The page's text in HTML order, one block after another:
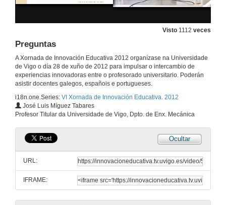
Visto 1112 veces
Preguntas
A Xornada de Innovación Educativa 2012 organízase na Universidade
de Vigo o día 28 de xuño de 2012 para impulsar o intercambio de
experiencias innovadoras entre o profesorado universitario. Poderán
asistir docentes galegos, españois e portugueses.
i18n.one.Series: VI Xornada de Innovación Educativa. 2012
José Luis Míguez Tabares
Profesor Titular da Universidade de Vigo, Dpto. de Enx. Mecánica
Ocultar
URL:
IFRAME:
Aprendizaxe basado en mini-proxectos experimentais nas materias de física dos graos de enxeñaría.
28 de xuño de 2012
Preguntas
28 de xuño de 2012
Motivación baseada en retos aplicada a asignaturas técnicas de enxeñaría
28 de xuño de 2012
Aplicación do aprendizaxe baseado en proxectos na asignatura “Enerxía da Biomasa” para a súa adaptación ao EEES